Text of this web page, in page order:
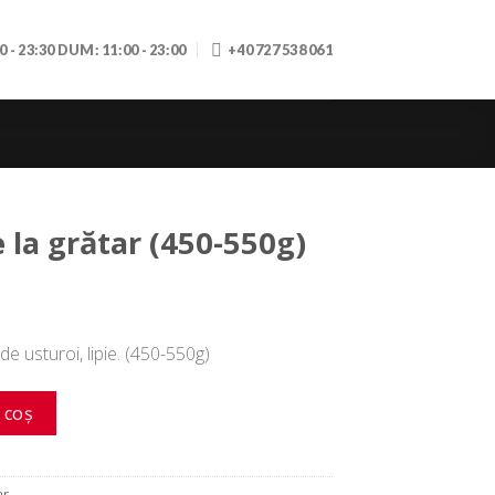
- 23:30 DUM: 11:00 - 23:00 +40 727 538 061
la grătar (450-550g)
usturoi, lipie. (450-550g)